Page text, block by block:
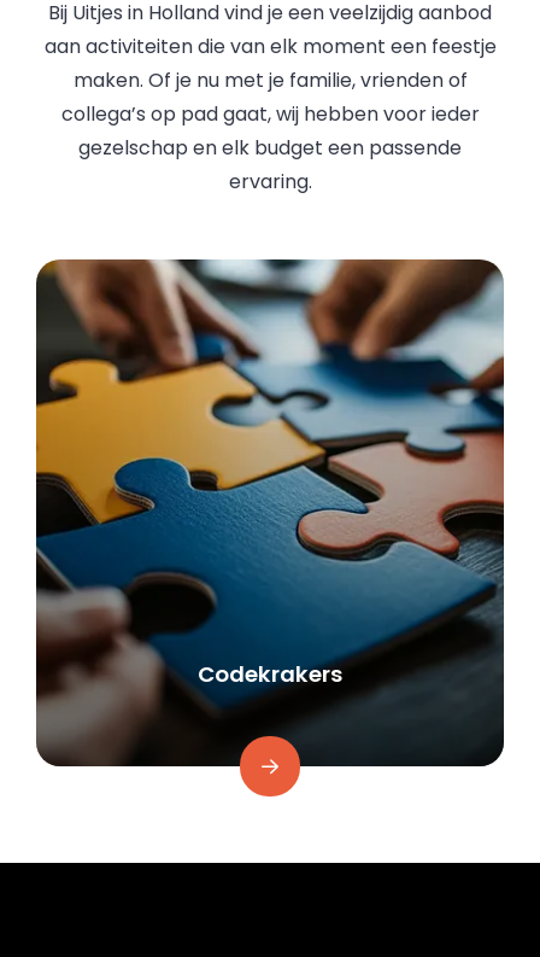
Bij Uitjes in Holland vind je een veelzijdig aanbod
aan activiteiten die van elk moment een feestje
maken. Of je nu met je familie, vrienden of
collega’s op pad gaat, wij hebben voor ieder
gezelschap en elk budget een passende
ervaring.
Codekrakers